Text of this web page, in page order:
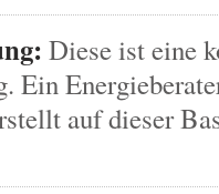
Diese ist eine
Ein
auf dieser